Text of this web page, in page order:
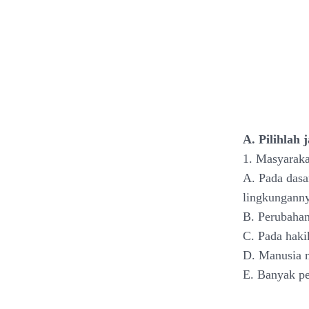
A. Pilihlah
1.
A. Pada
B.
C. Pada
D. Manusia
E. Banyak